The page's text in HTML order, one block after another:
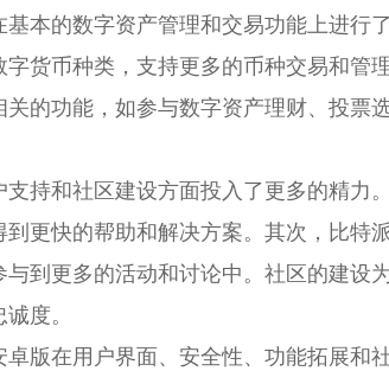
本的数字资产管理和交易功能上进行
货币种类，支持更多的币种交易和管
的功能，如参与数字资产理财、投票
持和社区建设方面投入了更多的精力
更快的帮助和解决方案。其次，比特
到更多的活动和讨论中。社区的建设
度。
版在用户界面、安全性、功能拓展和